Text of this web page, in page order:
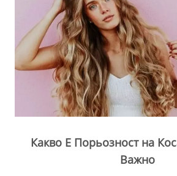
Какво Е Порьозност на
Важно